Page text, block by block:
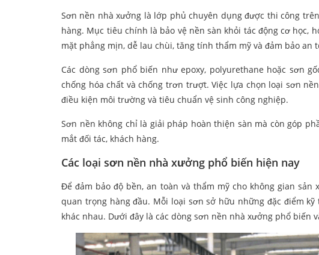
Sơn nền nhà xưởng là lớp phủ chuyên dụng được thi công
hàng. Mục tiêu chính là bảo vệ nền sàn khỏi tác động cơ học,
mặt phẳng mịn, dễ lau chùi, tăng tính thẩm mỹ và đảm bảo an
Các dòng sơn phổ biến như epoxy, polyurethane hoặc sơn
chống hóa chất và chống trơn trượt. Việc lựa chọn loại sơn
điều kiện môi trường và tiêu chuẩn vệ sinh công nghiệp.
Sơn nền không chỉ là giải pháp hoàn thiện sàn mà còn góp
mắt đối tác, khách hàng.
Các loại sơn nền nhà xưởng phổ biến hiện nay
Để đảm bảo độ bền, an toàn và thẩm mỹ cho không gian
quan trọng hàng đầu. Mỗi loại sơn sở hữu những đặc điểm
khác nhau. Dưới đây là các dòng sơn nền nhà xưởng phổ biến